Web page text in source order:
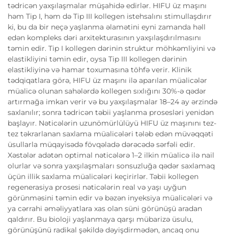
tədricən yaxşılaşmalar müşahidə edirlər. HIFU üz maşını
həm Tip I, həm də Tip III kollegen istehsalını stimullaşdırır
ki, bu da bir neçə yaşlanma əlamətini eyni zamanda həll
edən kompleks dəri arxitekturasının yaxşılaşdırılmasını
təmin edir. Tip I kollegen dərinin struktur möhkəmliyini və
elastikliyini təmin edir, oysa Tip III kollegen dərinin
elastikliyinə və hamar toxumasına töhfə verir. Klinik
tədqiqatlara görə, HIFU üz maşını ilə aparılan müalicələr
müalicə olunan sahələrdə kollegen sıxlığını 30%-ə qədər
artırmağa imkan verir və bu yaxşılaşmalar 18–24 ay ərzində
saxlanılır; sonra tədricən təbii yaşlanma prosesləri yenidən
başlayır. Nəticələrin uzunömürlülüyü HIFU üz maşınını tez-
tez təkrarlanan saxlama müalicələri tələb edən müvəqqəti
üsullarla müqayisədə fövqəladə dərəcədə sərfəli edir.
Xəstələr adətən optimal nəticələrə 1–2 ilkin müalicə ilə nail
olurlar və sonra yaxşılaşmaları sonsuzluğa qədər saxlamaq
üçün illik saxlama müalicələri keçirirlər. Təbii kollegen
regenerasiya prosesi nəticələrin real və yaşı uyğun
görünməsini təmin edir və bəzən inyeksiya müalicələri və
ya cərrahi əməliyyatlara xas olan süni görünüşü aradan
qaldırır. Bu bioloji yaşlanmaya qarşı mübarizə üsulu,
görünüşünü radikal şəkildə dəyişdirmədən, ancaq onu